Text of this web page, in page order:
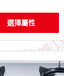
選擇屬性